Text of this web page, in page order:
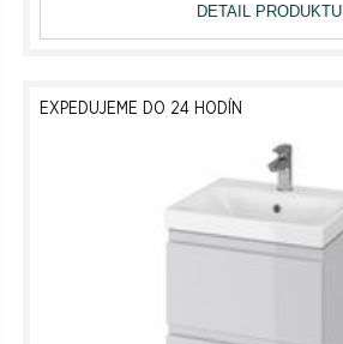
DETAIL PRODUKTU
EXPEDUJEME DO 24 HODÍN